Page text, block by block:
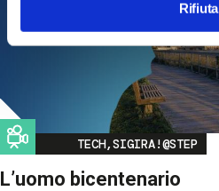
Rifiuta
Image
TECH,SIGIRA!@STEP
L’uomo bicentenario